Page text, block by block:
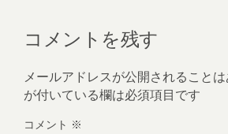
コメントを残す
メールアドレスが公開されることは
が付いている欄は必須項目です
コメント ※